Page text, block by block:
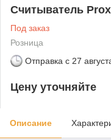
Считыватель
Под заказ
Розница
Отправка с 27
Цену уточняйте
Описание